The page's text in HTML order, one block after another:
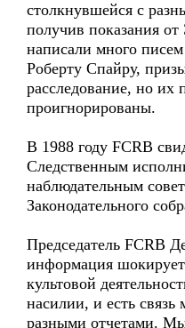
столкнувшейся с
получив показания
написали много
Роберту Спайру,
расследование, но их
проигнорированы.
В 1988 году FCRB
Следственным
наблюдательным
Законодательного
Председатель FCRB
информация
культовой
насилии, и есть
разными отчетами.